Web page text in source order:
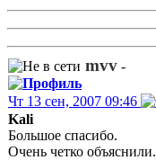
mvv -
Чт 13 сен, 2007 09:46
Kali
Большое спасибо.
Очень четко объяснили.